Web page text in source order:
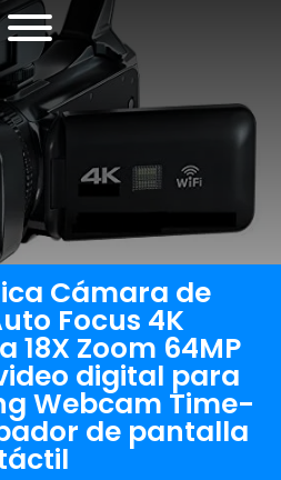
Cámara de
Focus 4K
18X Zoom 64MP
digital para
Webcam Time-
de pantalla